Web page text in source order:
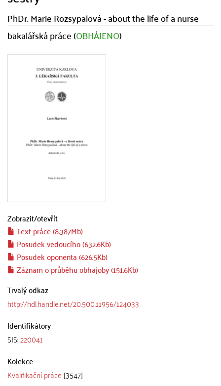
PhDr. Marie Rozsypalová - about the life of a nurse
bakalářská práce (OBHÁJENO)
Zobrazit/otevřít
Text práce (8.387Mb)
Posudek vedoucího (632.6Kb)
Posudek oponenta (626.5Kb)
Záznam o průběhu obhajoby (151.6Kb)
Trvalý odkaz
http://hdl.handle.net/20.500.11956/124033
Identifikátory
SIS:220041
Kolekce
Kvalifikační práce [3547]